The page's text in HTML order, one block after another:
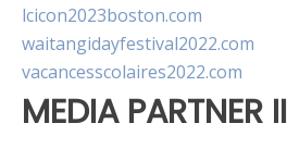
lcicon2023boston.com
waitangidayfestival2022.com
vacancesscolaires2022.com
MEDIA PARTNER II